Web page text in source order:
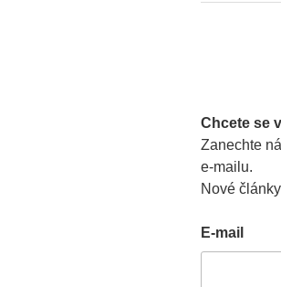
Chcete se
Zanechte
e-mailu.
Nové
E-mail